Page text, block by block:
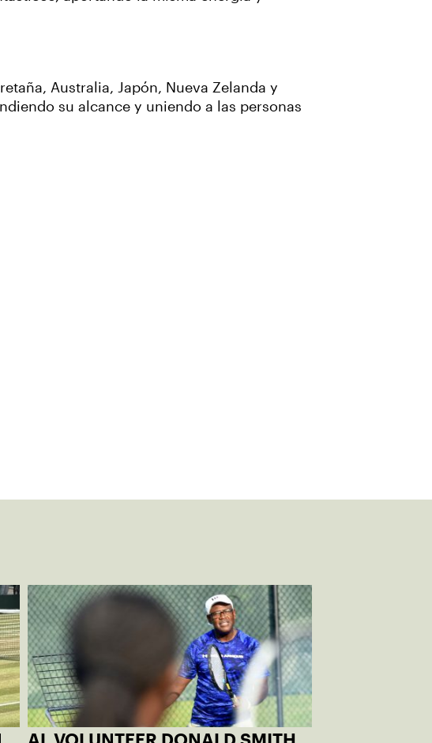
Australia, Japón, Nueva Zelanda y
su alcance y uniendo a las personas
AL VOLUNTEER DONALD SMITH